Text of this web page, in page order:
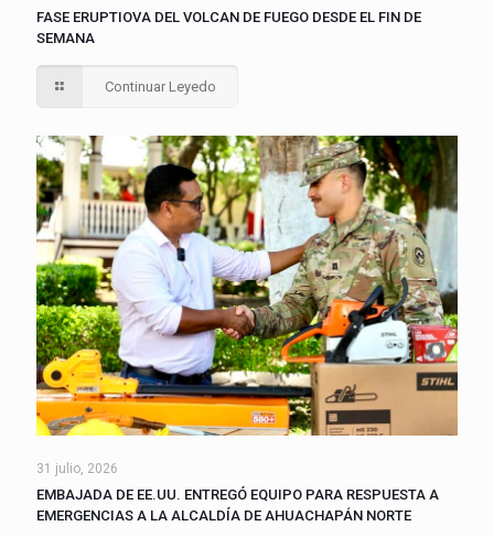
FASE ERUPTIOVA DEL VOLCAN DE FUEGO DESDE EL FIN DE
SEMANA
Continuar Leyedo
31 julio, 2026
EMBAJADA DE EE.UU. ENTREGÓ EQUIPO PARA RESPUESTA A
EMERGENCIAS A LA ALCALDÍA DE AHUACHAPÁN NORTE